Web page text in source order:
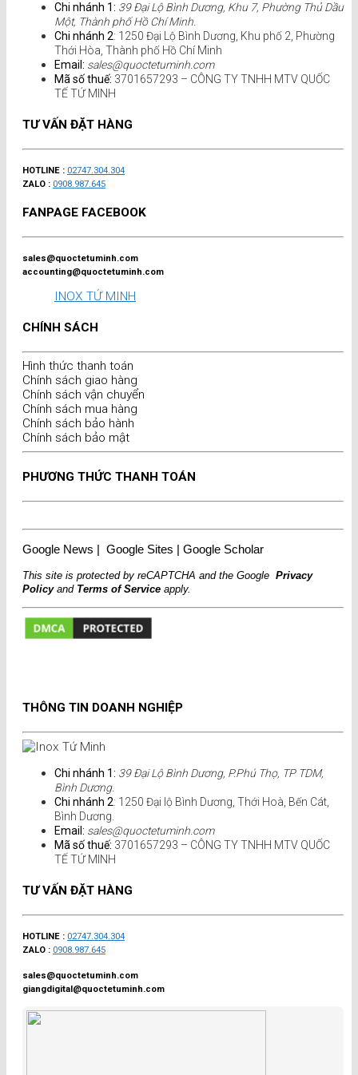
Chi nhánh 1: 39 Đại Lộ Bình Dương, Khu 7, Phường Thủ Dầu
Một, Thành phố Hồ Chí Minh.
Chi nhánh 2: 1250 Đại Lộ Bình Dương, Khu phố 2, Phường
Thới Hòa, Thành phố Hồ Chí Minh
Email: sales@quoctetuminh.com
Mã số thuế: 3701657293 – CÔNG TY TNHH MTV QUỐC
TẾ TỨ MINH
TƯ VẤN ĐẶT HÀNG
HOTLINE : 02747.304.304
ZALO : 0908.987.645
FANPAGE FACEBOOK
sales@quoctetuminh.com
accounting@quoctetuminh.com
INOX TỨ MINH
CHÍNH SÁCH
Hình thức thanh toán
Chính sách giao hàng
Chính sách vận chuyển
Chính sách mua hàng
Chính sách bảo hành
Chính sách bảo mật
PHƯƠNG THỨC THANH TOÁN
Google News | Google Sites | Google Scholar
This site is protected by reCAPTCHA and the Google Privacy
PolicyandTerms of Service apply.
THÔNG TIN DOANH NGHIỆP
Chi nhánh 1: 39 Đại Lộ Bình Dương, P.Phú Thọ, TP TDM,
Bình Dương.
Chi nhánh 2: 1250 Đại lộ Bình Dương, Thới Hoà, Bến Cát,
Bình Dương.
Email: sales@quoctetuminh.com
Mã số thuế: 3701657293 – CÔNG TY TNHH MTV QUỐC
TẾ TỨ MINH
TƯ VẤN ĐẶT HÀNG
HOTLINE : 02747.304.304
ZALO : 0908.987.645
sales@quoctetuminh.com
giangdigital@quoctetuminh.com